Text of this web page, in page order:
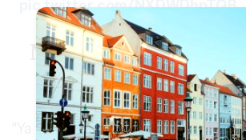
pic.twitter.com/NXDWDhpTQB
— La Resistencia
Movistar+
November 11,
"Ya tenemos un ojo, como Padilla",